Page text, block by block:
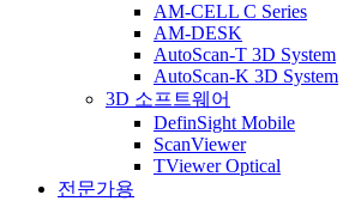
AM-CELL C Series
AM-DESK
AutoScan-T 3D System
AutoScan-K 3D System
3D 소프트웨어
DefinSight Mobile
ScanViewer
TViewer Optical
전문가용